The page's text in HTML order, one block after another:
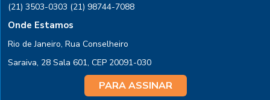
(21) 3503-0303 (21) 98744-7088
Onde Estamos
Rio de Janeiro, Rua Conselheiro
Saraiva, 28 Sala 601, CEP 20091-030
PARA ASSINAR